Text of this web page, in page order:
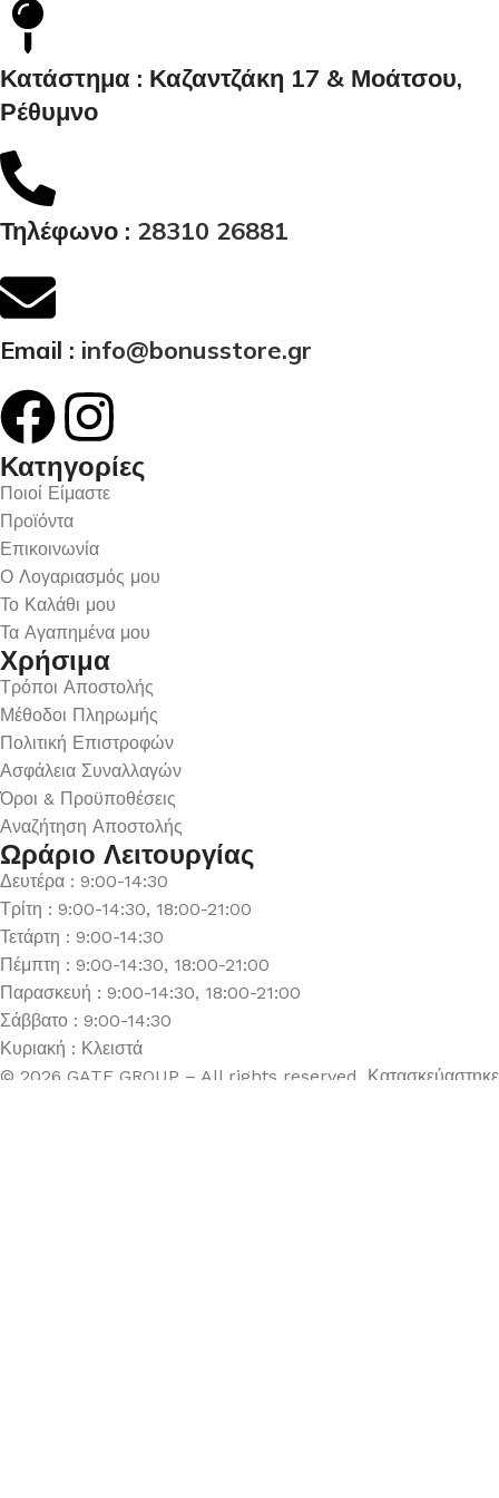
Κατάστημα : Καζαντζάκη 17 & Μοάτσου,
Ρέθυμνο
Τηλέφωνο : 28310 26881
Email : info@bonusstore.gr
Κατηγορίες
Ποιοί Είμαστε
Προϊόντα
Επικοινωνία
Ο Λογαριασμός μου
Το Καλάθι μου
Τα Αγαπημένα μου
Χρήσιμα
Τρόποι Αποστολής
Μέθοδοι Πληρωμής
Πολιτική Επιστροφών
Ασφάλεια Συναλλαγών
Όροι & Προϋποθέσεις
Αναζήτηση Αποστολής
Ωράριο Λειτουργίας
Δευτέρα : 9:00-14:30
Τρίτη : 9:00-14:30, 18:00-21:00
Τετάρτη : 9:00-14:30
Πέμπτη : 9:00-14:30, 18:00-21:00
Παρασκευή : 9:00-14:30, 18:00-21:00
Σάββατο : 9:00-14:30
Κυριακή : Κλειστά
© 2026 GATE GROUP – All rights reserved. Κατασκεύαστηκε